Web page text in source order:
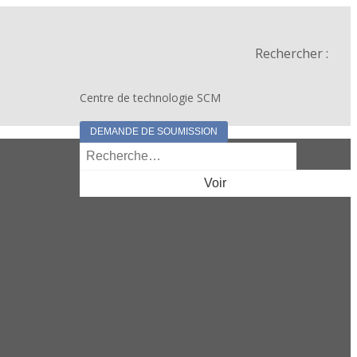
Centre de technologie SCM
DEMANDE DE SOUMISSION
Rechercher :